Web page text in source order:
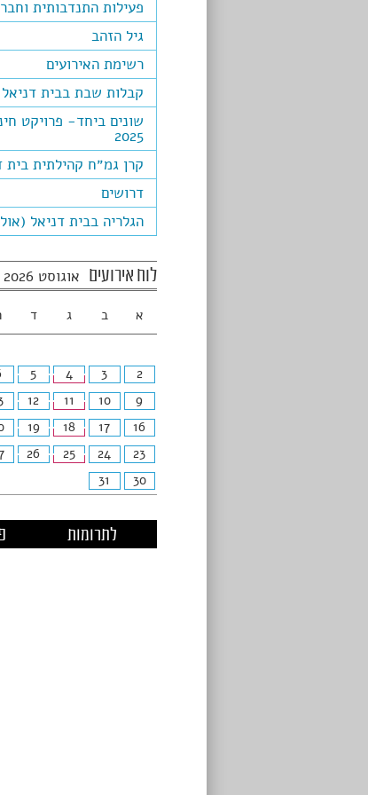
פעילות התנדבותית
גיל הזהב
רשימת האירועים
קבלות שבת בבית דניאל
שונים ביחד- פרויקט
2025
קרן גמ״ח קהילתית בית
דרושים
הגלריה בבית דניאל
לוח אירועים אוגוסט 2026
א ב ג ד
2
3
4
5
9
10
11
12
16
17
18
19
23
24
25
26
30
31
לתרומות